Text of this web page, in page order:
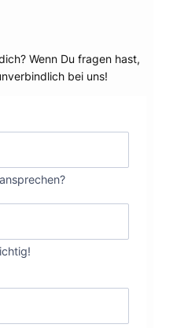
Wenn Du fragen hast,
bei uns!